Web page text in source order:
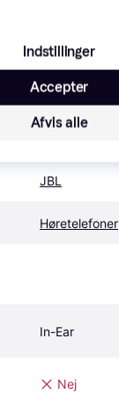
JBL
Høretelefoner
In-Ear
Nej
Indstillinger
Afvis alle
Accepter